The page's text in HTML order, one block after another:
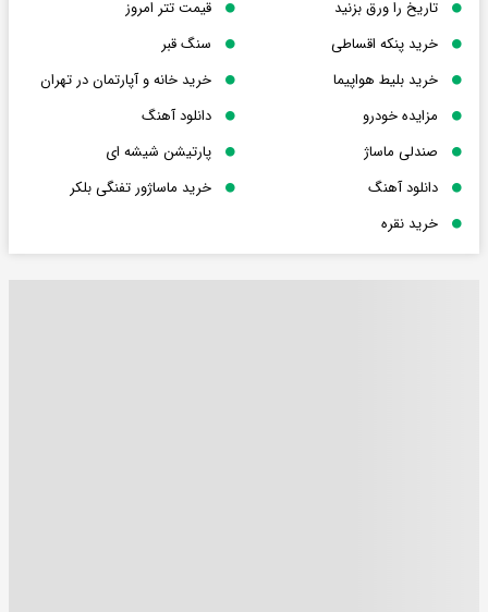
تاریخ را ورق بزنید
قیمت تتر امروز
خرید پنکه اقساطی
سنگ قبر
خرید بلیط هواپیما
خرید خانه و آپارتمان در تهران
مزایده خودرو
دانلود آهنگ
صندلی ماساژ
پارتیشن شیشه ای
دانلود آهنگ
خرید ماساژور تفنگی بلکر
خرید نقره